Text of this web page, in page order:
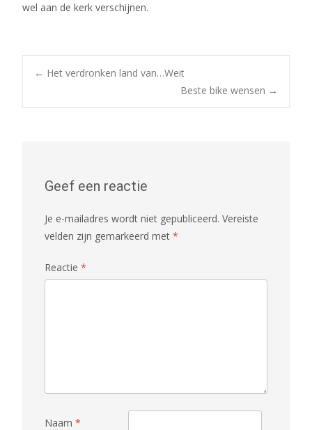
wel aan de kerk verschijnen.
Bericht
← Het verdronken land van…Weit
Beste bike wensen →
Geef een reactie
Je e-mailadres wordt niet gepubliceerd. Vereiste
velden zijn gemarkeerd met *
Reactie *
Naam *